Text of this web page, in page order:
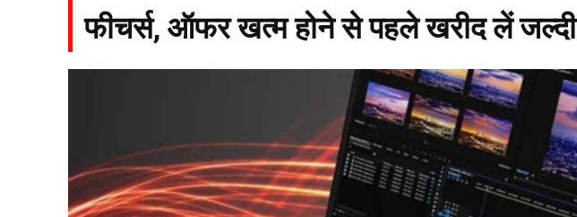
फीचर्स, ऑफर खत्म होने से पहले खरीद लें जल्दी